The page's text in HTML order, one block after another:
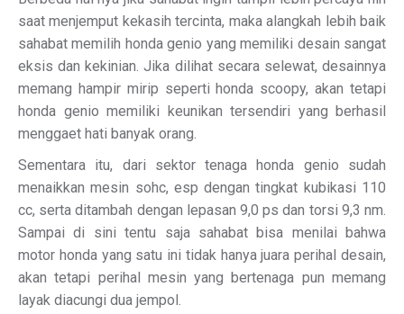
saat menjemput kekasih tercinta, maka alangkah lebih baik
sahabat memilih honda genio yang memiliki desain sangat
eksis dan kekinian. Jika dilihat secara selewat, desainnya
memang hampir mirip seperti honda scoopy, akan tetapi
honda genio memiliki keunikan tersendiri yang berhasil
menggaet hati banyak orang.
Sementara itu, dari sektor tenaga honda genio sudah
menaikkan mesin sohc, esp dengan tingkat kubikasi 110
cc, serta ditambah dengan lepasan 9,0 ps dan torsi 9,3 nm.
Sampai di sini tentu saja sahabat bisa menilai bahwa
motor honda yang satu ini tidak hanya juara perihal desain,
akan tetapi perihal mesin yang bertenaga pun memang
layak diacungi dua jempol.